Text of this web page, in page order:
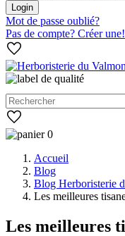
Login
Mot de passe oublié?
Pas de compte? Créer une!
0
Accueil
Blog
Blog Herboristerie
Les meilleures
Les meilleures